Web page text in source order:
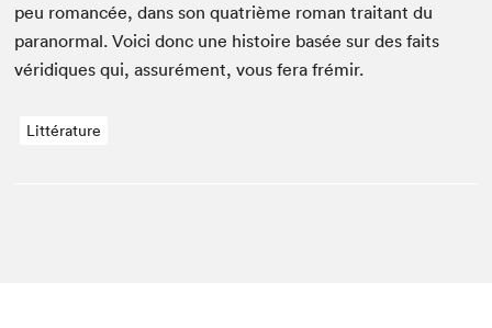
peu romancée, dans son qua­trième roman trai­tant du
para­nor­mal. Voici donc une his­toire basée sur des faits
véridiques qui, assuré­ment, vous fera frémir.
Littérature